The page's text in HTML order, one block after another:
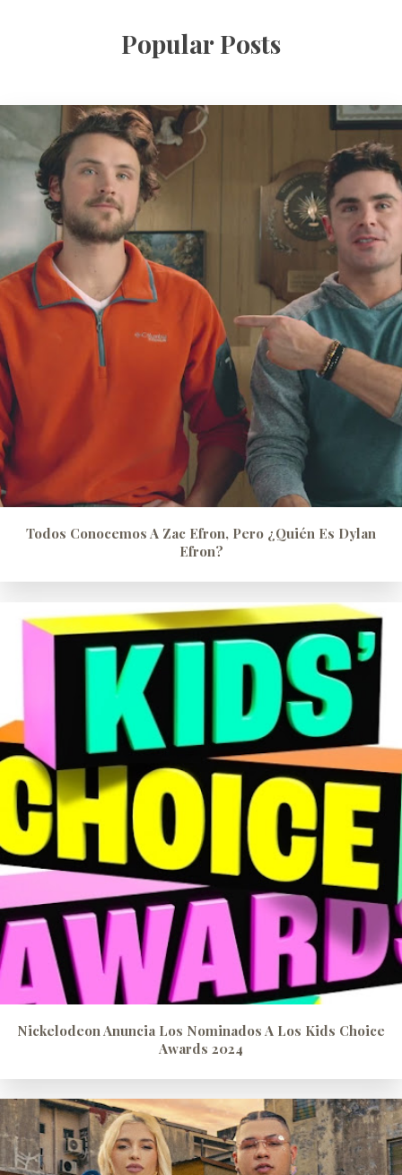
Popular Posts
Todos Conocemos A Zac Efron, Pero ¿quién Es Dylan
Efron?
Nickelodeon Anuncia Los Nominados A Los Kids Choice
Awards 2024